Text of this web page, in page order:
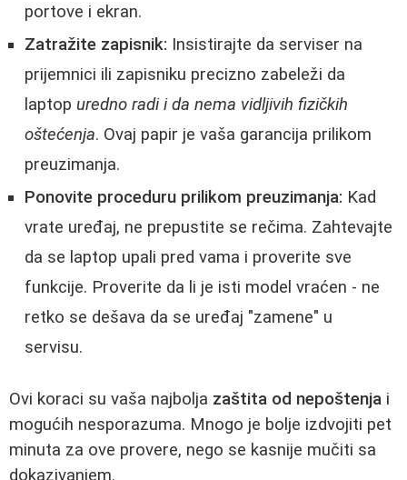
portove i ekran.
Zatražite zapisnik: Insistirajte da serviser na
prijemnici ili zapisniku precizno zabeleži da
laptop uredno radi i da nema vidljivih fizičkih
oštećenja. Ovaj papir je vaša garancija prilikom
preuzimanja.
Ponovite proceduru prilikom preuzimanja: Kad
vrate uređaj, ne prepustite se rečima. Zahtevajte
da se laptop upali pred vama i proverite sve
funkcije. Proverite da li je isti model vraćen - ne
retko se dešava da se uređaj "zamene" u
servisu.
Ovi koraci su vaša najbolja zaštita od nepoštenja i
mogućih nesporazuma. Mnogo je bolje izdvojiti pet
minuta za ove provere, nego se kasnije mučiti sa
dokazivanjem.